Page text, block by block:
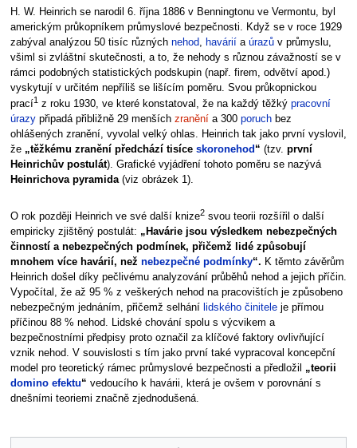
H. W. Heinrich se narodil 6. října 1886 v Benningtonu ve Vermontu, byl
americkým průkopníkem průmyslové bezpečnosti. Když se v roce 1929
zabýval analýzou 50 tisíc různých nehod, havárií a úrazův průmyslu,
všiml si zvláštní skutečnosti, a to, že nehody s různou závažností se v
rámci podobných statistických podskupin (např. firem, odvětví apod.)
vyskytují v určitém nepříliš se lišícím poměru. Svou průkopnickou
prací1 z roku 1930, ve které konstatoval, že na každý těžký pracovní
úrazypřipadá přibližně 29 menších zranění a 300 poruchbez
ohlášených zranění, vyvolal velký ohlas. Heinrich tak jako první vyslovil,
že „těžkému zranění předchází tisíce skoronehod “ (tzv. první
Heinrichův postulát). Grafické vyjádření tohoto poměru se nazývá
Heinrichova pyramida(viz obrázek 1).
O rok později Heinrich ve své další knize2svou teorii rozšířil o další
empiricky zjištěný postulát: „Havárie jsou výsledkem nebezpečných
činností a nebezpečných podmínek, přičemž lidé způsobují
mnohem více havárií, než nebezpečné podmínky“. K těmto závěrům
Heinrich došel díky pečlivému analyzování průběhů nehod a jejich příčin.
Vypočítal, že až 95 % z veškerých nehod na pracovištích je způsobeno
nebezpečným jednáním, přičemž selhání lidského činiteleje přímou
příčinou 88 % nehod. Lidské chování spolu s výcvikem a
bezpečnostními předpisy proto označil za klíčové faktory ovlivňující
vznik nehod. V souvislosti s tím jako první také vypracoval koncepční
model pro teoretický rámec průmyslové bezpečnosti a předložil „teorii
domino efektu“ vedoucího k havárii, která je ovšem v porovnání s
dnešními teoriemi značně zjednodušená.